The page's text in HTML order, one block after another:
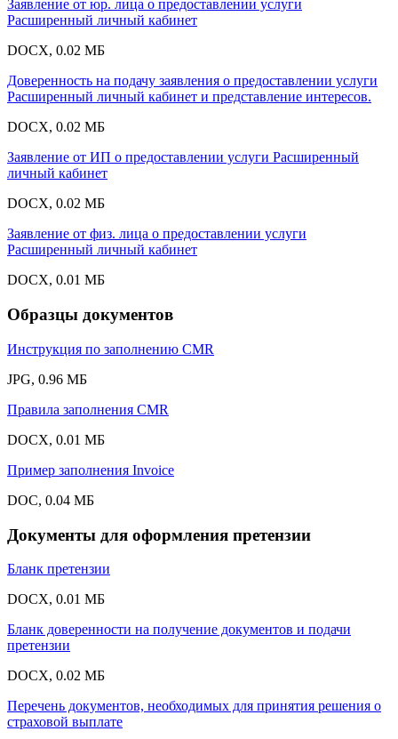
Заявление от юр. лица о предоставлении услуги
Расширенный личный кабинет
DOCX, 0.02 МБ
Доверенность на подачу заявления о предоставлении услуги
Расширенный личный кабинет и представление интересов.
DOCX, 0.02 МБ
Заявление от ИП о предоставлении услуги Расширенный
личный кабинет
DOCX, 0.02 МБ
Заявление от физ. лица о предоставлении услуги
Расширенный личный кабинет
DOCX, 0.01 МБ
Образцы документов
Инструкция по заполнению CMR
JPG, 0.96 МБ
Правила заполнения CMR
DOCX, 0.01 МБ
Пример заполнения Invoice
DOC, 0.04 МБ
Документы для оформления претензии
Бланк претензии
DOCX, 0.01 МБ
Бланк доверенности на получение документов и подачи
претензии
DOCX, 0.02 МБ
Перечень документов, необходимых для принятия решения о
страховой выплате